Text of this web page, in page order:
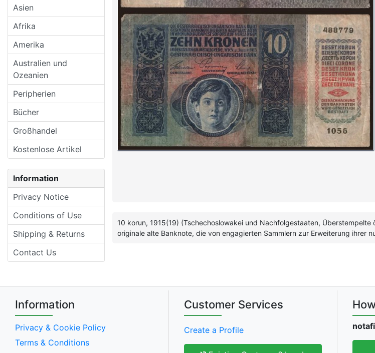
Asien
Afrika
Amerika
Australien und
Ozeanien
Peripherien
Bücher
Großhandel
Kostenlose Artikel
Information
Privacy Notice
Conditions of Use
Shipping & Returns
Contact Us
10 korun, 1915(19) (Tschechoslowakei und Nachfolgestaaten,
originale alte Banknote, die von engagierten Sammlern zur Erweiterung ihrer
Information
Privacy & Cookie Policy
Terms & Conditions
Customer Services
Create a Profile